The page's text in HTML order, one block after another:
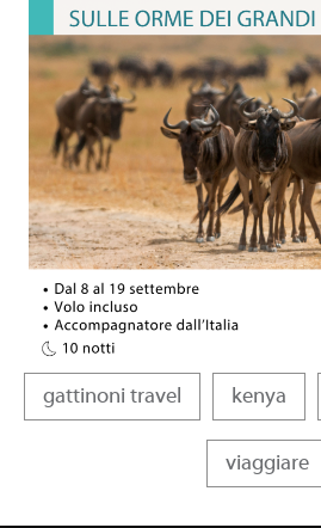
gattinoni travel kenya
viaggiare